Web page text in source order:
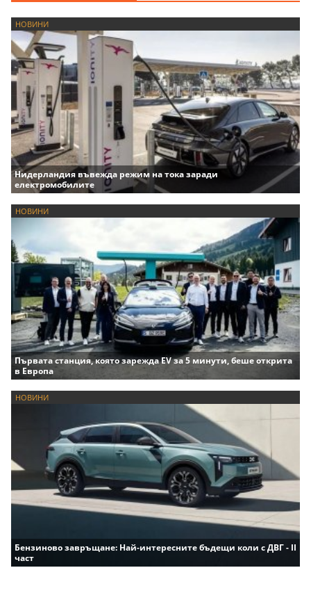
НОВИНИ
Нидерландия въвежда режим на тока заради
електромобилите
НОВИНИ
Първата станция, която зарежда EV за 5 минути, беше открита
в Европа
НОВИНИ
Бензиново завръщане: Най-интересните бъдещи коли с ДВГ - II
част